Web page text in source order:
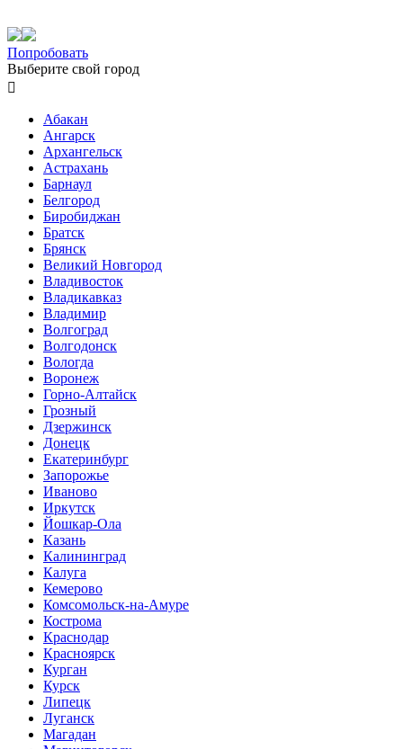
Попробовать
Выберите свой город

Абакан
Ангарск
Архангельск
Астрахань
Барнаул
Белгород
Биробиджан
Братск
Брянск
Великий Новгород
Владивосток
Владикавказ
Владимир
Волгоград
Волгодонск
Вологда
Воронеж
Горно-Алтайск
Грозный
Дзержинск
Донецк
Екатеринбург
Запорожье
Иваново
Иркутск
Йошкар-Ола
Казань
Калининград
Калуга
Кемерово
Комсомольск-на-Амуре
Кострома
Краснодар
Красноярск
Курган
Курск
Липецк
Луганск
Магадан